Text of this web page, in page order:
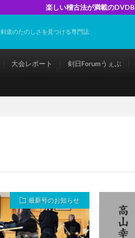
楽しい稽古法が満載の
剣道のたのしさを見つける専門誌
大会レポート 剣日Forumうぇぶ
最新号のお知らせ